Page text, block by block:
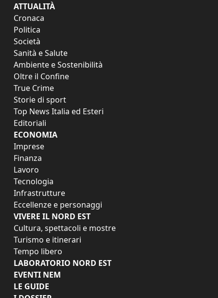
ATTUALITÀ
Cronaca
Politica
Società
Sanità e Salute
Ambiente e Sostenibilità
Oltre il Confine
True Crime
Storie di sport
Top News Italia ed Esteri
Editoriali
ECONOMIA
Imprese
Finanza
Lavoro
Tecnologia
Infrastrutture
Eccellenze e personaggi
VIVERE IL NORD EST
Cultura, spettacoli e mostre
Turismo e itinerari
Tempo libero
LABORATORIO NORD EST
EVENTI NEM
LE GUIDE